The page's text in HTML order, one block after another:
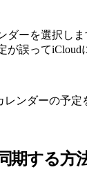
ダーを選択
誤ってiCloud
ンダーの予
期する方